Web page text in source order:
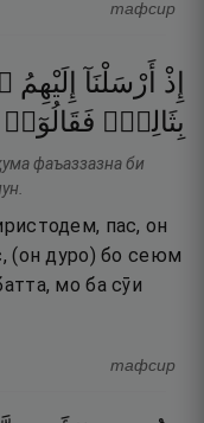
тафсир
إِذْ أَرْسَلْنَآ إِلَيْهِمُ
بِثَالِثٍۢ فَقَالُوٓا۟
фаъаззазна би
пас, он
(он дуро) бо сеюм
мо ба сӯи
тафсир